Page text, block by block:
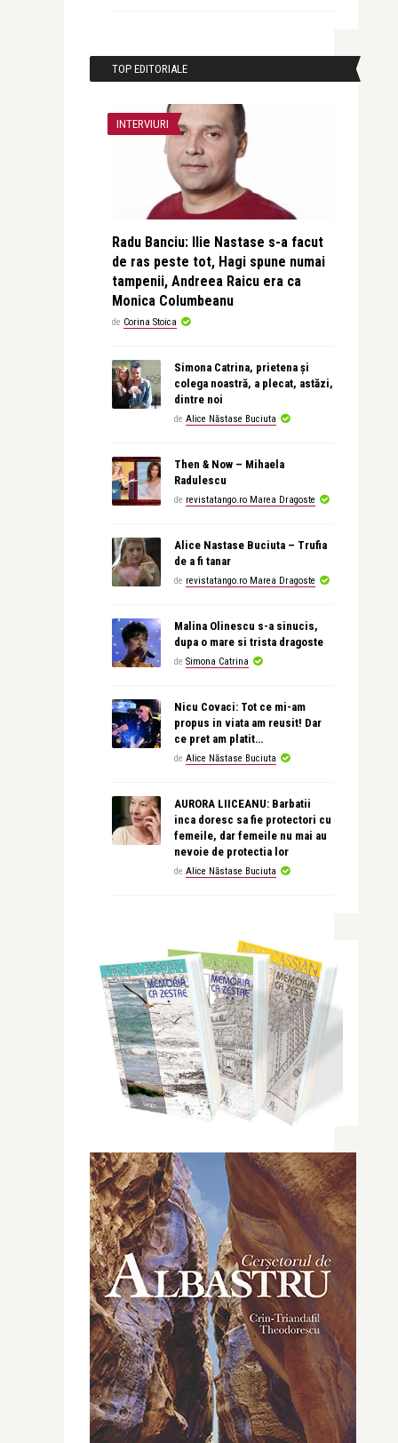
TOP EDITORIALE
INTERVIURI
Radu Banciu: Ilie Nastase s-a facut
de ras peste tot, Hagi spune numai
tampenii, Andreea Raicu era ca
Monica Columbeanu
de Corina Stoica
Simona Catrina, prietena și
colega noastră, a plecat, astăzi,
dintre noi
de Alice Năstase Buciuta
Then & Now – Mihaela
Radulescu
de revistatango.ro Marea Dragoste
Alice Nastase Buciuta – Trufia
de a fi tanar
de revistatango.ro Marea Dragoste
Malina Olinescu s-a sinucis,
dupa o mare si trista dragoste
de Simona Catrina
Nicu Covaci: Tot ce mi-am
propus in viata am reusit! Dar
ce pret am platit…
de Alice Năstase Buciuta
AURORA LIICEANU: Barbatii
inca doresc sa fie protectori cu
femeile, dar femeile nu mai au
nevoie de protectia lor
de Alice Năstase Buciuta